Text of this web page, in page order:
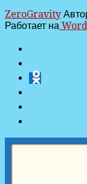
ZeroGravity
Работает на